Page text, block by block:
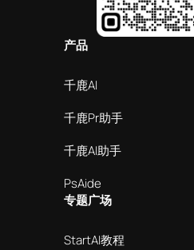
产品
千鹿AI
千鹿Pr助手
千鹿AI助手
PsAide
专题广场
StartAI教程